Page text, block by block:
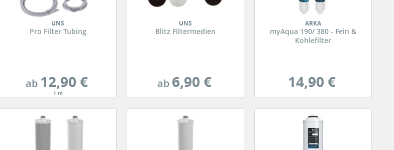
UNS
Pro Filter Tubing
ab12,90 €
1 m
UNS
Blitz Filtermedien
ab6,90 €
ARKA
myAqua 190/ 380 - Fein &
Kohlefilter
14,90 €